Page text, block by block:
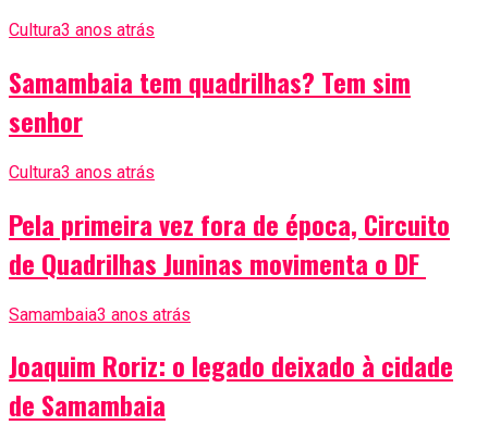
Cultura3 anos atrás
Samambaia tem quadrilhas? Tem sim
senhor
Cultura3 anos atrás
Pela primeira vez fora de época, Circuito
de Quadrilhas Juninas movimenta o DF
Samambaia3 anos atrás
Joaquim Roriz: o legado deixado à cidade
de Samambaia